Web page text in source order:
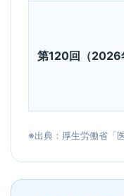
第120回（2026
※出典：厚生労働省「